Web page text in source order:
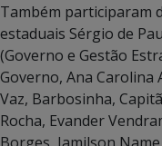
Também participaram
estaduais Sérgio de
(Governo e Gestão
Governo, Ana Carolina
Vaz, Barbosinha,
Rocha, Evander